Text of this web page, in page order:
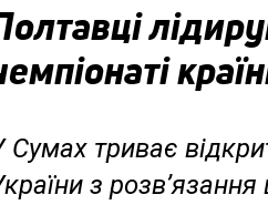
Сумах триває
з